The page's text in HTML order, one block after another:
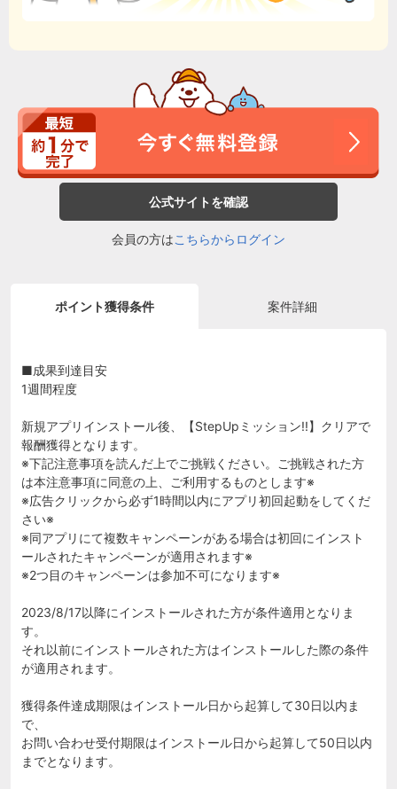
公式サイトを確認
会員の方はこちらからログイン
ポイント獲得条件 案件詳細
■成果到達目安
1週間程度
新規アプリインストール後、【StepUpミッション!!】クリアで
報酬獲得となります。
※下記注意事項を読んだ上でご挑戦ください。ご挑戦された方
は本注意事項に同意の上、ご利用するものとします※
※広告クリックから必ず1時間以内にアプリ初回起動をしてくだ
さい※
※同アプリにて複数キャンペーンがある場合は初回にインスト
ールされたキャンペーンが適用されます※
※2つ目のキャンペーンは参加不可になります※
2023/8/17以降にインストールされた方が条件適用となりま
す。
それ以前にインストールされた方はインストールした際の条件
が適用されます。
獲得条件達成期限はインストール日から起算して30日以内ま
で、
お問い合わせ受付期限はインストール日から起算して50日以内
までとなります。